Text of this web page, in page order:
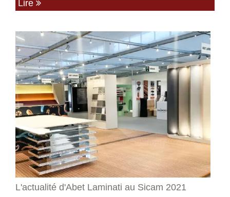
Lire
L'actualité d'Abet Laminati au Sicam 2021